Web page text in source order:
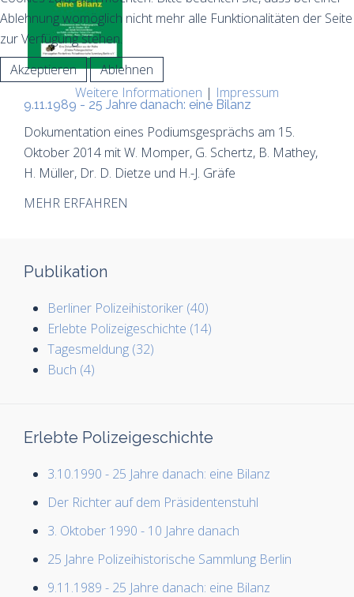
9.11.1989 - 25 Jahre danach: eine Bilanz
Dokumentation eines Podiumsgesprächs am 15.
Oktober 2014 mit W. Momper, G. Schertz, B. Mathey,
H. Müller, Dr. D. Dietze und H.-J. Gräfe
MEHR ERFAHREN
Publikation
Berliner Polizeihistoriker (40)
Erlebte Polizeigeschichte (14)
Tagesmeldung (32)
Buch (4)
Erlebte Polizeigeschichte
3.10.1990 - 25 Jahre danach: eine Bilanz
Der Richter auf dem Präsidentenstuhl
3. Oktober 1990 - 10 Jahre danach
25 Jahre Polizeihistorische Sammlung Berlin
9.11.1989 - 25 Jahre danach: eine Bilanz
Ablehnung womöglich nicht mehr alle Funktionalitäten der Seite
zur Verfügung stehen.
Akzeptieren
Ablehnen
Weitere Informationen | Impressum